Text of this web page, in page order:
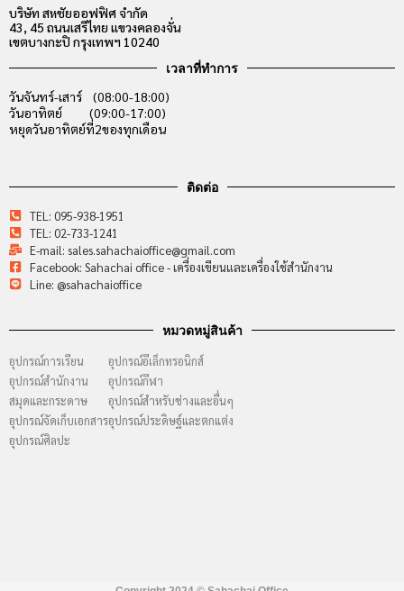
บริษัท สหชัยออฟฟิศ จำกัด
43, 45 ถนนเสรีไทย แขวงคลองจั่น
เขตบางกะปิ กรุงเทพฯ 10240
เวลาที่ทำการ
วันจันทร์-เสาร์ (08:00-18:00)
วันอาทิตย์ (09:00-17:00)
หยุดวันอาทิตย์ที่2ของทุกเดือน
ติดต่อ
TEL: 095-938-1951
TEL: 02-733-1241
E-mail: sales.sahachaioffice@gmail.com
Facebook: Sahachai office - เครื่องเขียนและเครื่องใช้สำนักงาน
Line: @sahachaioffice
หมวดหมู่สินค้า
อุปกรณ์การเรียน
อุปกรณ์สำนักงาน
สมุดและกระดาษ
อุปกรณ์จัดเก็บเอกสาร
อุปกรณ์ศิลปะ
อุปกรณ์อีเล็กทรอนิกส์
อุปกรณ์กีฬา
อุปกรณ์สำหรับช่างและอื่นๆ
อุปกรณ์ประดิษฐ์และตกแต่ง